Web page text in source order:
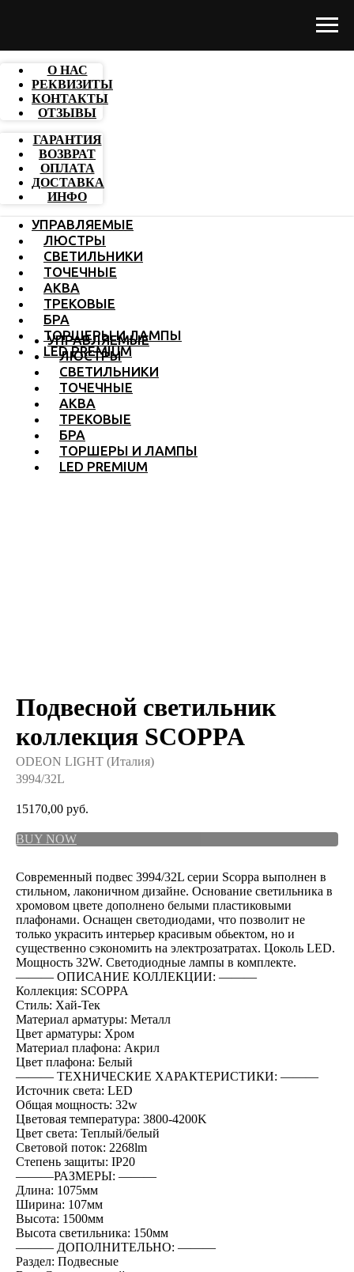
О НАС
РЕКВИЗИТЫ
КОНТАКТЫ
ОТЗЫВЫ
ГАРАНТИЯ
ВОЗВРАТ
ОПЛАТА
ДОСТАВКА
ИНФО
УПРАВЛЯЕМЫЕ
ЛЮСТРЫ
СВЕТИЛЬНИКИ
ТОЧЕЧНЫЕ
АКВА
ТРЕКОВЫЕ
БРА
ТОРШЕРЫ И ЛАМПЫ
LED PREMIUM
УПРАВЛЯЕМЫЕ
ЛЮСТРЫ
СВЕТИЛЬНИКИ
ТОЧЕЧНЫЕ
АКВА
ТРЕКОВЫЕ
БРА
ТОРШЕРЫ И ЛАМПЫ
LED PREMIUM
Подвесной светильник
коллекция SCOPPA
ODEON LIGHT (Италия)
3994/32L
15170,00 руб.
BUY NOW
Современный подвес 3994/32L серии Scoppa выполнен в
стильном, лаконичном дизайне. Основание светильника в
хромовом цвете дополнено белыми пластиковыми
плафонами. Оснащен светодиодами, что позволит не
только украсить интерьер красивым обьектом, но и
существенно сэкономить на электрозатратах. Цоколь LED.
Мощность 32W. Светодиодные лампы в комплекте.
――― ОПИСАНИЕ КОЛЛЕКЦИИ: ―――
Коллекция: SCOPPA
Стиль: Хай-Тек
Материал арматуры: Металл
Цвет арматуры: Хром
Материал плафона: Акрил
Цвет плафона: Белый
――― ТЕХНИЧЕСКИЕ ХАРАКТЕРИСТИКИ: ―――
Источник света: LED
Общая мощность: 32w
Цветовая температура: 3800-4200K
Цвет света: Теплый/белый
Световой поток: 2268lm
Степень защиты: IP20
―――РАЗМЕРЫ: ―――
Длина: 1075мм
Ширина: 107мм
Высота: 1500мм
Высота светильника: 150мм
――― ДОПОЛНИТЕЛЬНО: ―――
Раздел: Подвесные